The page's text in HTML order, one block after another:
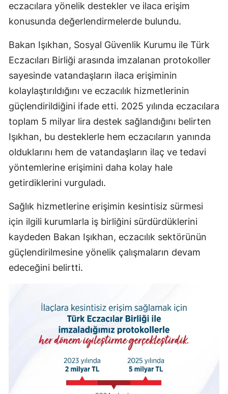
eczacılara yönelik destekler ve ilaca erişim
konusunda değerlendirmelerde bulundu.
Bakan Işıkhan, Sosyal Güvenlik Kurumu ile Türk
Eczacıları Birliği arasında imzalanan protokoller
sayesinde vatandaşların ilaca erişiminin
kolaylaştırıldığını ve eczacılık hizmetlerinin
güçlendirildiğini ifade etti. 2025 yılında eczacılara
toplam 5 milyar lira destek sağlandığını belirten
Işıkhan, bu desteklerle hem eczacıların yanında
olduklarını hem de vatandaşların ilaç ve tedavi
yöntemlerine erişimini daha kolay hale
getirdiklerini vurguladı.
Sağlık hizmetlerine erişimin kesintisiz sürmesi
için ilgili kurumlarla iş birliğini sürdürdüklerini
kaydeden Bakan Işıkhan, eczacılık sektörünün
güçlendirilmesine yönelik çalışmaların devam
edeceğini belirtti.